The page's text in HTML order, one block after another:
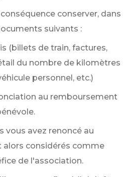
conserver, dans
suivants :
(billets de train, factures,
du nombre de kilomètres
personnel, etc.)
au remboursement
vous avez renoncé au
considérés comme
de l'association.